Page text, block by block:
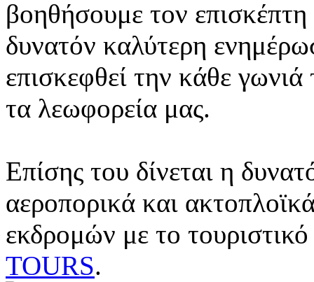
βοηθήσουμε τον
δυνατόν καλύτερη
επισκεφθεί την κάθε
τα λεωφορεία μας.
Επίσης του δίνεται η
αεροπορικά και
εκδρομών με το
TOURS.